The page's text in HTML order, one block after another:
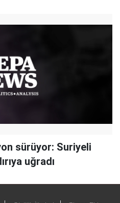
sürüyor: Suriyeli
uğradı